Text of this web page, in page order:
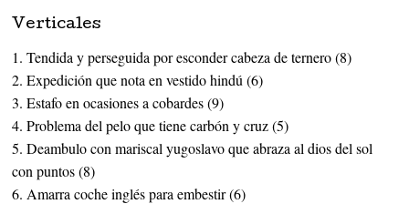
Verticales
1. Tendida y perseguida por esconder cabeza de ternero (8)
2. Expedición que nota en vestido hindú (6)
3. Estafo en ocasiones a cobardes (9)
4. Problema del pelo que tiene carbón y cruz (5)
5. Deambulo con mariscal yugoslavo que abraza al dios del sol
con puntos (8)
6. Amarra coche inglés para embestir (6)